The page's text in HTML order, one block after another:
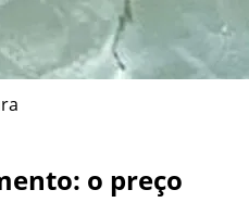
o preço